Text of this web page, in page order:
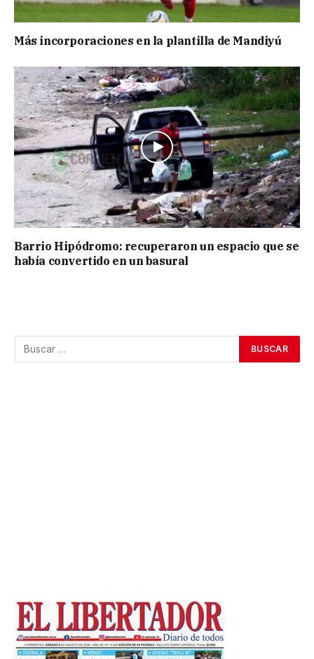
Más incorporaciones en la plantilla de Mandiyú
Barrio Hipódromo: recuperaron un espacio que se
había convertido en un basural